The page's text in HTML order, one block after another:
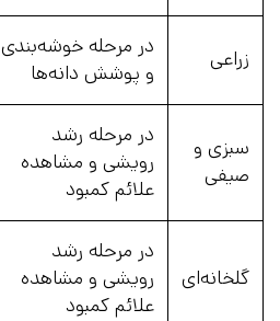
زراعی
در مرحله خوشه‌بندی
و پوشش دانه‌ها
سبزی و
صیفی
در مرحله رشد
رویشی و مشاهده
علائم کمبود
گلخانه‌ای
در مرحله رشد
رویشی و مشاهده
علائم کمبود